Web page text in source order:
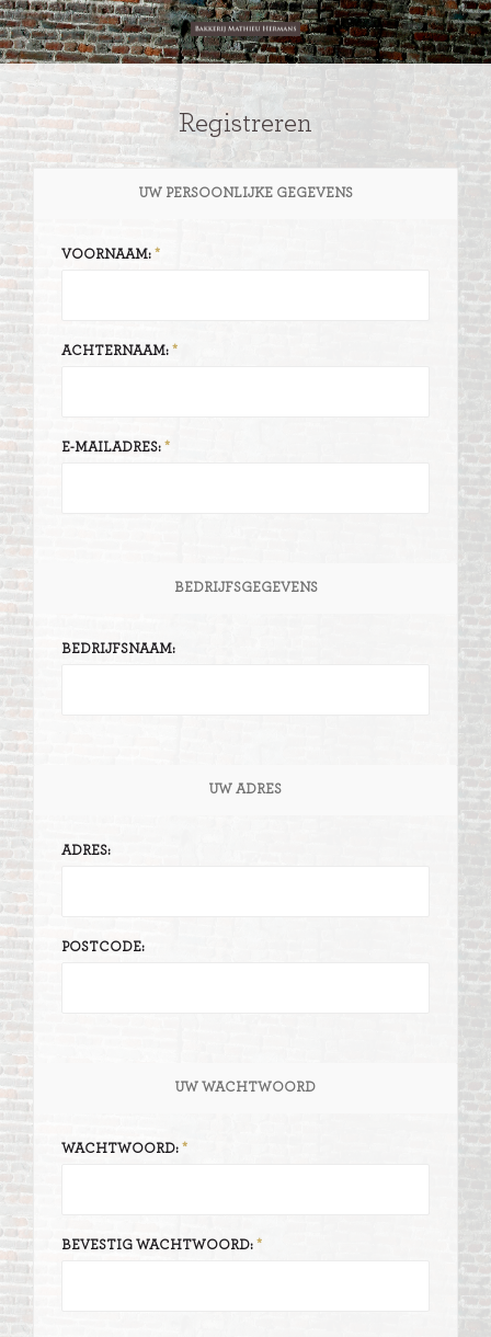
Registreren
UW PERSOONLIJKE GEGEVENS
VOORNAAM:
ACHTERNAAM:
E-MAILADRES:
BEDRIJFSGEGEVENS
BEDRIJFSNAAM:
UW ADRES
ADRES:
POSTCODE:
UW WACHTWOORD
WACHTWOORD:
BEVESTIG WACHTWOORD: